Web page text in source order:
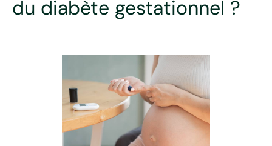
du diabète gestationnel ?